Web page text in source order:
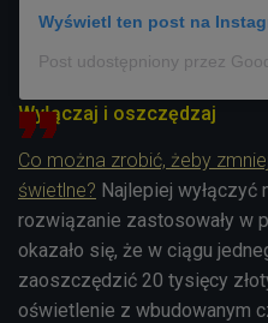
Wyświetl ten post na
Wyłączaj i oszczędzaj
Co można zrobić, żeby
świetlne? Najlepiej wyłączyć
rozwiązanie zastosowały w
okazało się, że w ciągu
zaoszczędzić 20 tysięcy
oświetlenie z wbudowanym